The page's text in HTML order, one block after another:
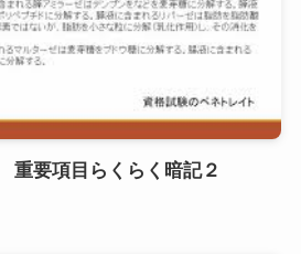
要項目らくらく暗記２